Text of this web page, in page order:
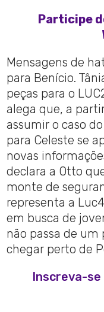
Participe
Mensagens de
para Benício.
peças para o
alega que, a
assumir o caso
para Celeste se
novas
declara a Otto
monte de
representa a
em busca de
não passa de um
chegar perto de
Inscreva-